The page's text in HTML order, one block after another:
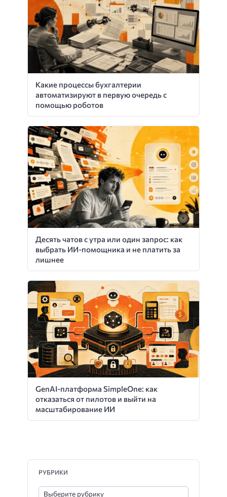
Какие процессы бухгалтерии
автоматизируют в первую очередь с
помощью роботов
Десять чатов с утра или один запрос: как
выбрать ИИ-помощника и не платить за
лишнее
GenAI-платформа SimpleOne: как
отказаться от пилотов и выйти на
масштабирование ИИ
РУБРИКИ